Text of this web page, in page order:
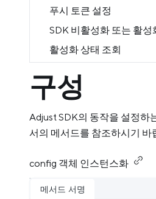
푸시 토큰 설정
SDK 비활성화 또는 활성
활성화 상태 조회
구성
Adjust SDK의 동작을 설정하
서의 메서드를 참조하시기 바
config 객체 인스턴스화
메서드 서명